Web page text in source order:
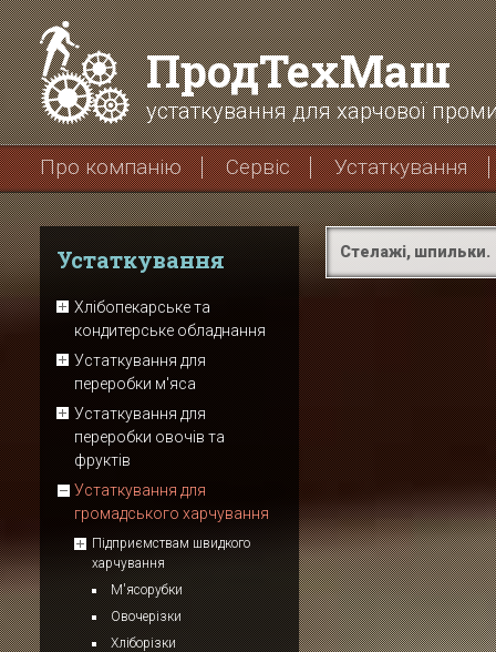
ПродТехМаш
устаткування для харчової
Про компанію Сервіс Устаткування
Устаткування
Хлібопекарське та
кондитерське обладнання
Устаткування для
переробки м'яса
Устаткування для
переробки овочів та
фруктів
Устаткування для
громадського харчування
Підприємствам швидкого
харчування
М'ясорубки
Овочерізки
Хліборізки
Стелажі, шпильки.